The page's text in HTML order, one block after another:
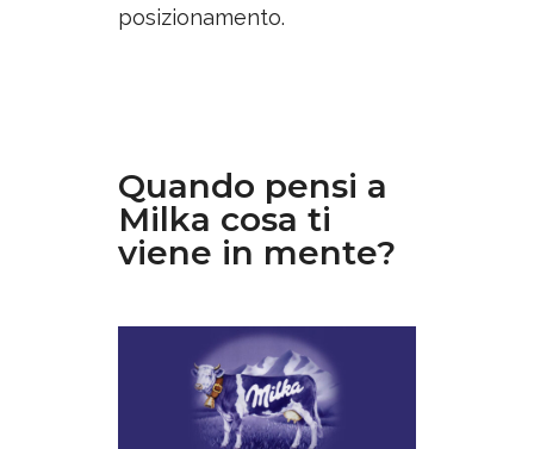
posizionamento.
Quando pensi a
Milka cosa ti
viene in mente?